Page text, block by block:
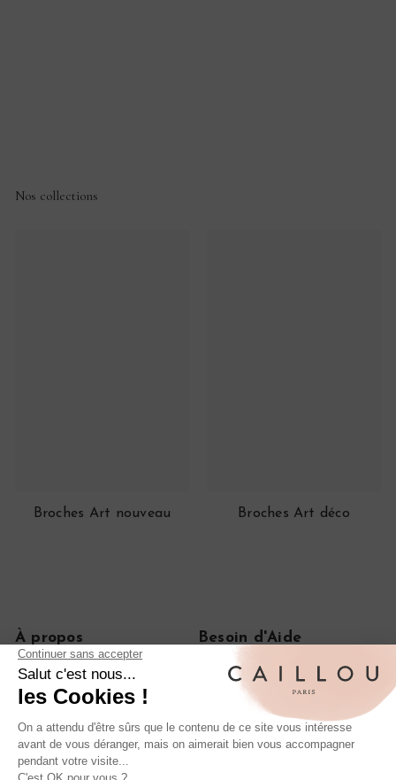
Nos collections
Broches Art nouveau Broches Art déco
À propos
Notre histoire
On parle de nous
Mentions légales
Besoin d'Aide
Politique de confidentialité
Livraisons et retours
Rétractation de commande
Nos iconiques